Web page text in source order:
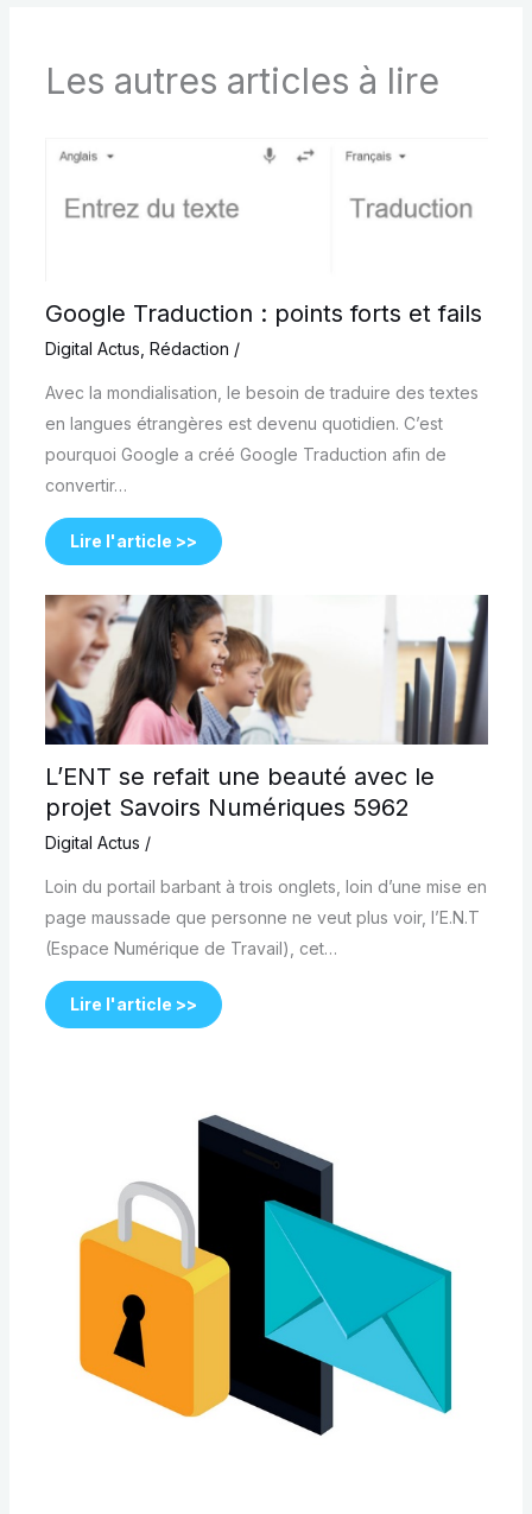
Les autres articles à lire
Google Traduction : points forts et fails
Digital Actus Rédaction /
Avec la mondialisation, le besoin de traduire des textes
en langues étrangères est devenu quotidien. C’est
pourquoi Google a créé Google Traduction afin de
convertir…
Lire l'article >>
L’ENT se refait une beauté avec le
projet Savoirs Numériques 5962
Digital Actus /
Loin du portail barbant à trois onglets, loin d’une mise en
page maussade que personne ne veut plus voir, l’E.N.T
(Espace Numérique de Travail), cet…
Lire l'article >>